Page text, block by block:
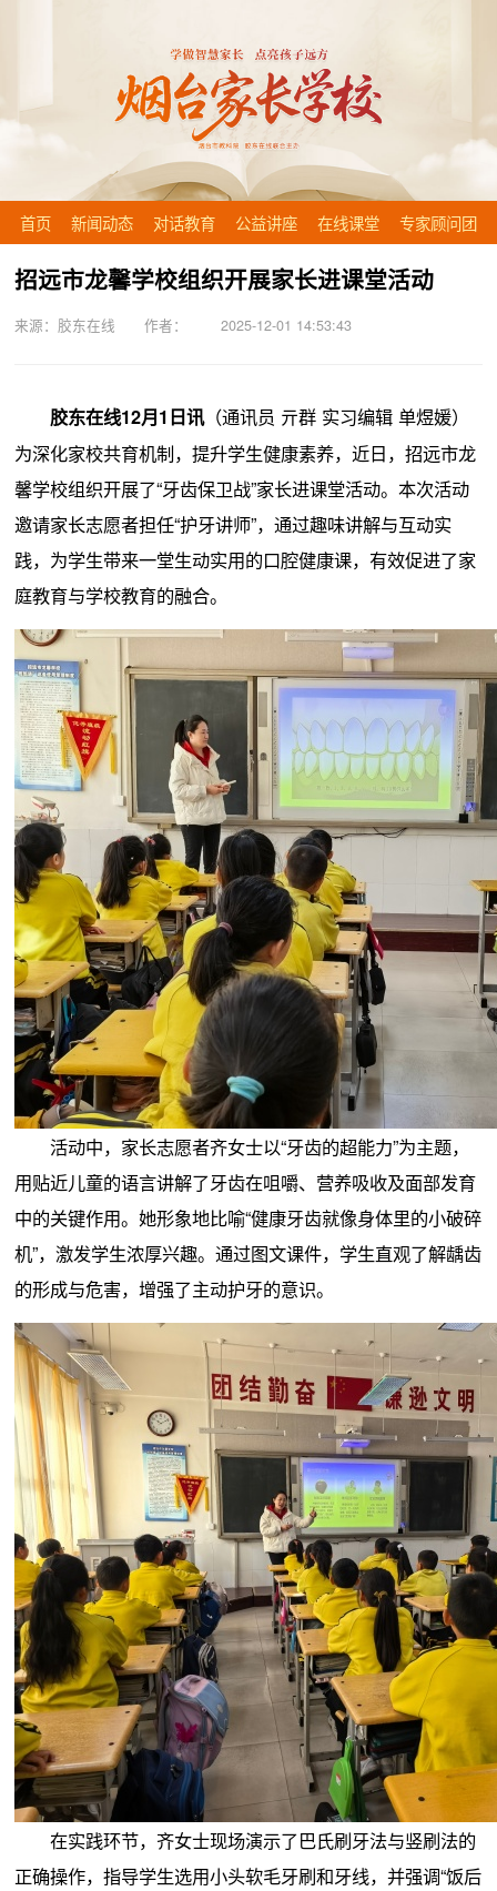
首页 新闻动态 对话教育 公益讲座 在线课堂 专家顾问团
招远市龙馨学校组织开展家长进课堂活动
来源：胶东在线 作者： 2025-12-01 14:53:43
胶东在线12月1日讯（通讯员 亓群 实习编辑 单煜媛）
为深化家校共育机制，提升学生健康素养，近日，招远市龙
馨学校组织开展了“牙齿保卫战”家长进课堂活动。本次活动
邀请家长志愿者担任“护牙讲师”，通过趣味讲解与互动实
践，为学生带来一堂生动实用的口腔健康课，有效促进了家
庭教育与学校教育的融合。
活动中，家长志愿者齐女士以“牙齿的超能力”为主题，
用贴近儿童的语言讲解了牙齿在咀嚼、营养吸收及面部发育
中的关键作用。她形象地比喻“健康牙齿就像身体里的小破碎
机”，激发学生浓厚兴趣。通过图文课件，学生直观了解龋齿
的形成与危害，增强了主动护牙的意识。
在实践环节，齐女士现场演示了巴氏刷牙法与竖刷法的
正确操作，指导学生选用小头软毛牙刷和牙线，并强调“饭后